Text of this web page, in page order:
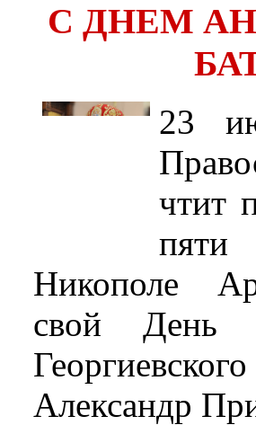
С ДНЕМ
23
чтит
Никополе
свой День
Александр